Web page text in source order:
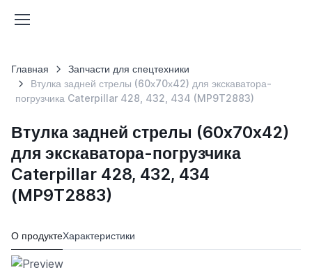
Главная
Запчасти для спецтехники
Втулка задней стрелы (60х70х42) для экскаватора-
погрузчика Caterpillar 428, 432, 434 (MP9T2883)
Втулка задней стрелы (60х70х42)
для экскаватора-погрузчика
Caterpillar 428, 432, 434
(MP9T2883)
О продуктеХарактеристики